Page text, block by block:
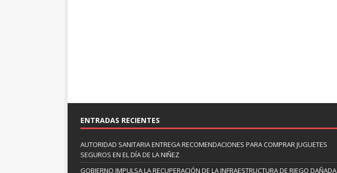
ENTRADAS RECIENTES
AUTORIDAD SANITARIA ENTREGA RECOMENDACIONES PARA COMPRAR JUGUETES
SEGUROS EN EL DÍA DE LA NIÑEZ
GOBIERNO IMPULSA LA RECUPERACIÓN DE LA INFRAESTRUCTURA DE RIEGO DAÑADA